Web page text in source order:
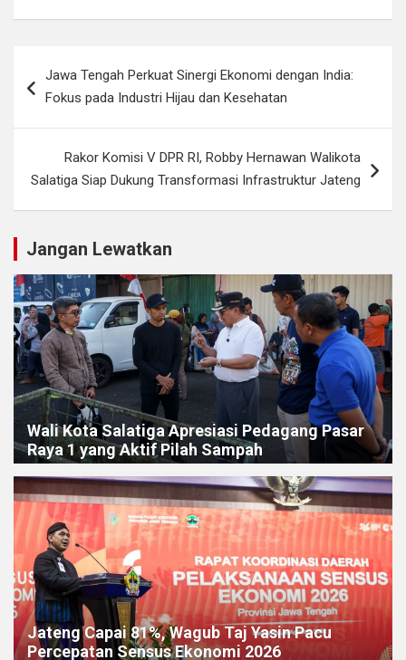
posJawa Tengah Perkuat Sinergi Ekonomi dengan India:
Fokus pada Industri Hijau dan Kesehatan
Rakor Komisi V DPR RI, Robby Hernawan Walikota
Salatiga Siap Dukung Transformasi Infrastruktur Jateng
Jangan Lewatkan
Wali Kota Salatiga Apresiasi Pedagang Pasar
Raya 1 yang Aktif Pilah Sampah
Jateng Capai 81%, Wagub Taj Yasin Pacu
Percepatan Sensus Ekonomi 2026